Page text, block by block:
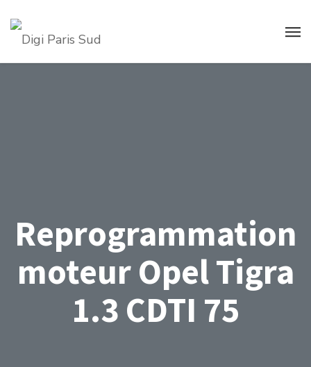
Reprogrammation
moteur Opel Tigra
1.3 CDTI 75